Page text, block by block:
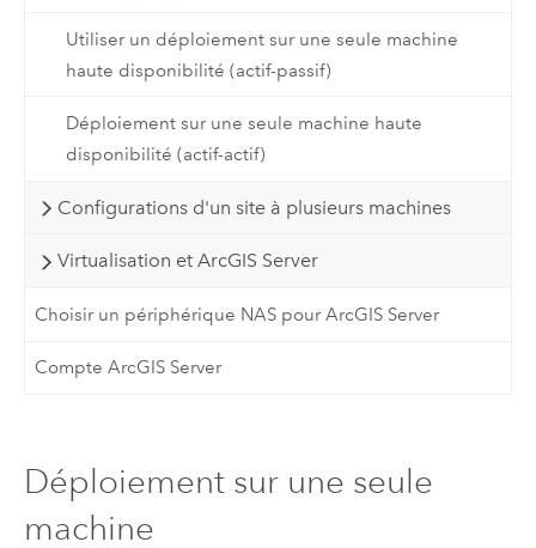
Utiliser un déploiement sur une seule machine
haute disponibilité (actif-passif)
Déploiement sur une seule machine haute
disponibilité (actif-actif)
Configurations d'un site à plusieurs machines
Virtualisation et ArcGIS Server
Choisir un périphérique NAS pour ArcGIS Server
Compte ArcGIS Server
Déploiement sur une seule
machine